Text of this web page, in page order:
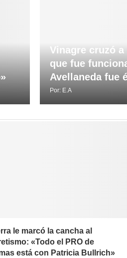
Vinagre cruzó
que fue
Avellaneda fue
Por: E.A
le marcó la cancha al
«Todo el PRO de
está con Patricia Bullrich»